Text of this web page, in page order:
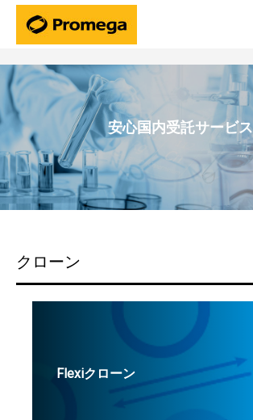
安心国内受託サービス
クローン
Flexiクローン